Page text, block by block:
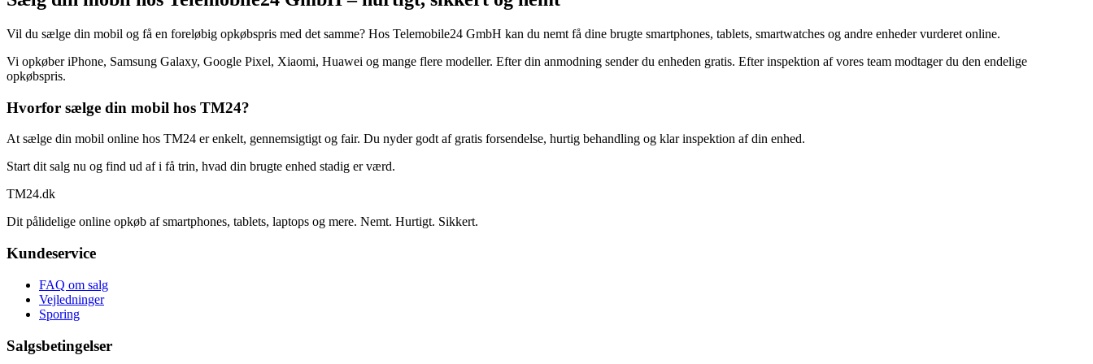
Vil du sælge din mobil og få en foreløbig opkøbspris med det samme? Hos Telemobile24 GmbH kan du nemt få dine brugte smartphones, tablets, smartwatches og andre enheder vurderet online.
Vi opkøber iPhone, Samsung Galaxy, Google Pixel, Xiaomi, Huawei og mange flere modeller. Efter din anmodning sender du enheden gratis. Efter inspektion af vores team modtager du den endelige
opkøbspris.
Hvorfor sælge din mobil hos TM24?
At sælge din mobil online hos TM24 er enkelt, gennemsigtigt og fair. Du nyder godt af gratis forsendelse, hurtig behandling og klar inspektion af din enhed.
Start dit salg nu og find ud af i få trin, hvad din brugte enhed stadig er værd.
TM24.dk
Dit pålidelige online opkøb af smartphones, tablets, laptops og mere. Nemt. Hurtigt. Sikkert.
Kundeservice
FAQ om salg
Vejledninger
Sporing
Salgsbetingelser